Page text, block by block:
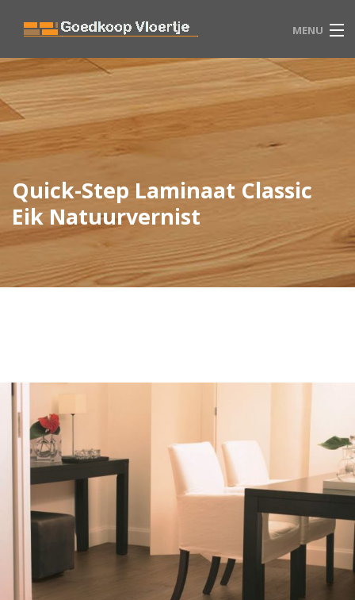
MENU
HOME
VLOEREN
WINKEL
BLOG
CONTACT
Quick-Step Laminaat Classic
Eik Natuurvernist